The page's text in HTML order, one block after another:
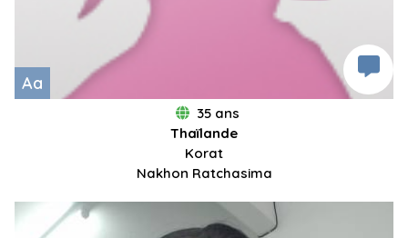
Aa
35 ans
Thaïlande
Korat
Nakhon Ratchasima